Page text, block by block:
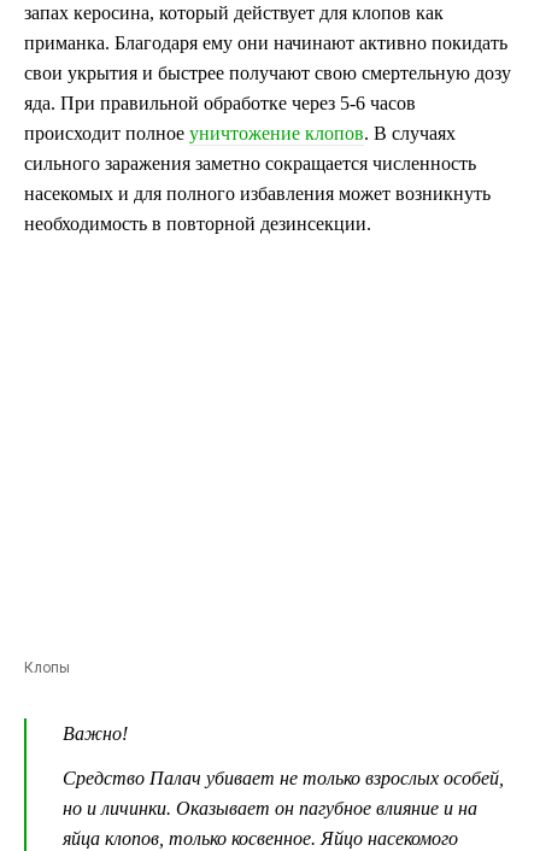
запах керосина, который действует для клопов как
приманка. Благодаря ему они начинают активно покидать
свои укрытия и быстрее получают свою смертельную дозу
яда. При правильной обработке через 5-6 часов
происходит полное уничтожение клопов. В случаях
сильного заражения заметно сокращается численность
насекомых и для полного избавления может возникнуть
необходимость в повторной дезинсекции.
Клопы
Важно!
Средство Палач убивает не только взрослых особей,
но и личинки. Оказывает он пагубное влияние и на
яйца клопов, только косвенное. Яйцо насекомого